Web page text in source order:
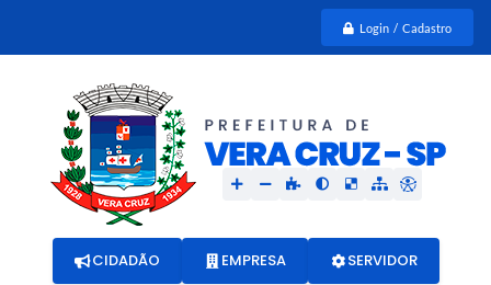
Login / Cadastro
CIDADÃO EMPRESA SERVIDOR